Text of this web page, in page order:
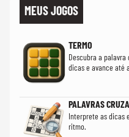
MEUS JOGOS
TERMO
Descubra a
dicas e avance até
PALAVRAS
Interprete as dicas
ritmo.